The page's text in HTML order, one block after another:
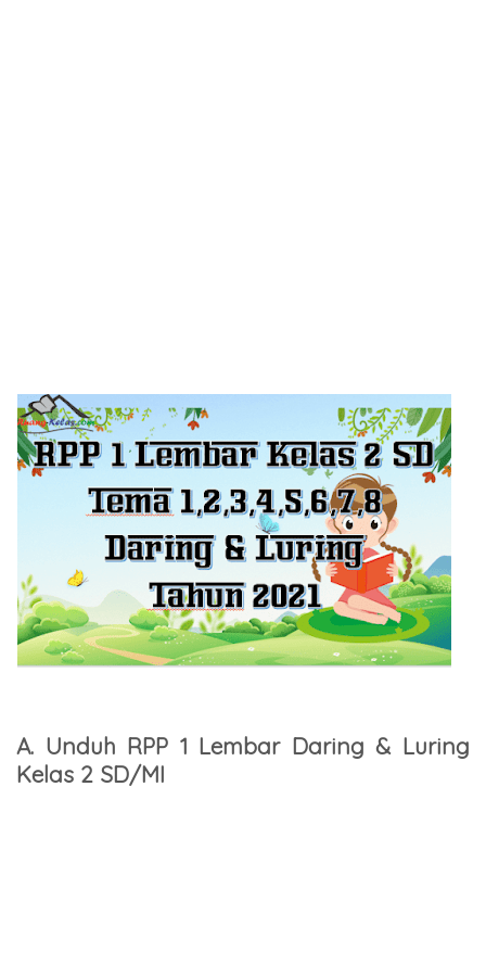
A. Unduh RPP 1 Lembar Daring & Luring
Kelas 2 SD/MI